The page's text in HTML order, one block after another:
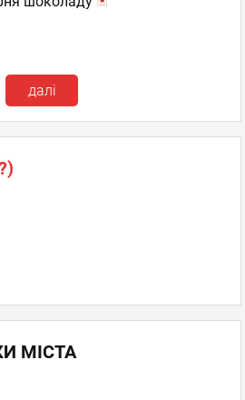
далі
МІСТА